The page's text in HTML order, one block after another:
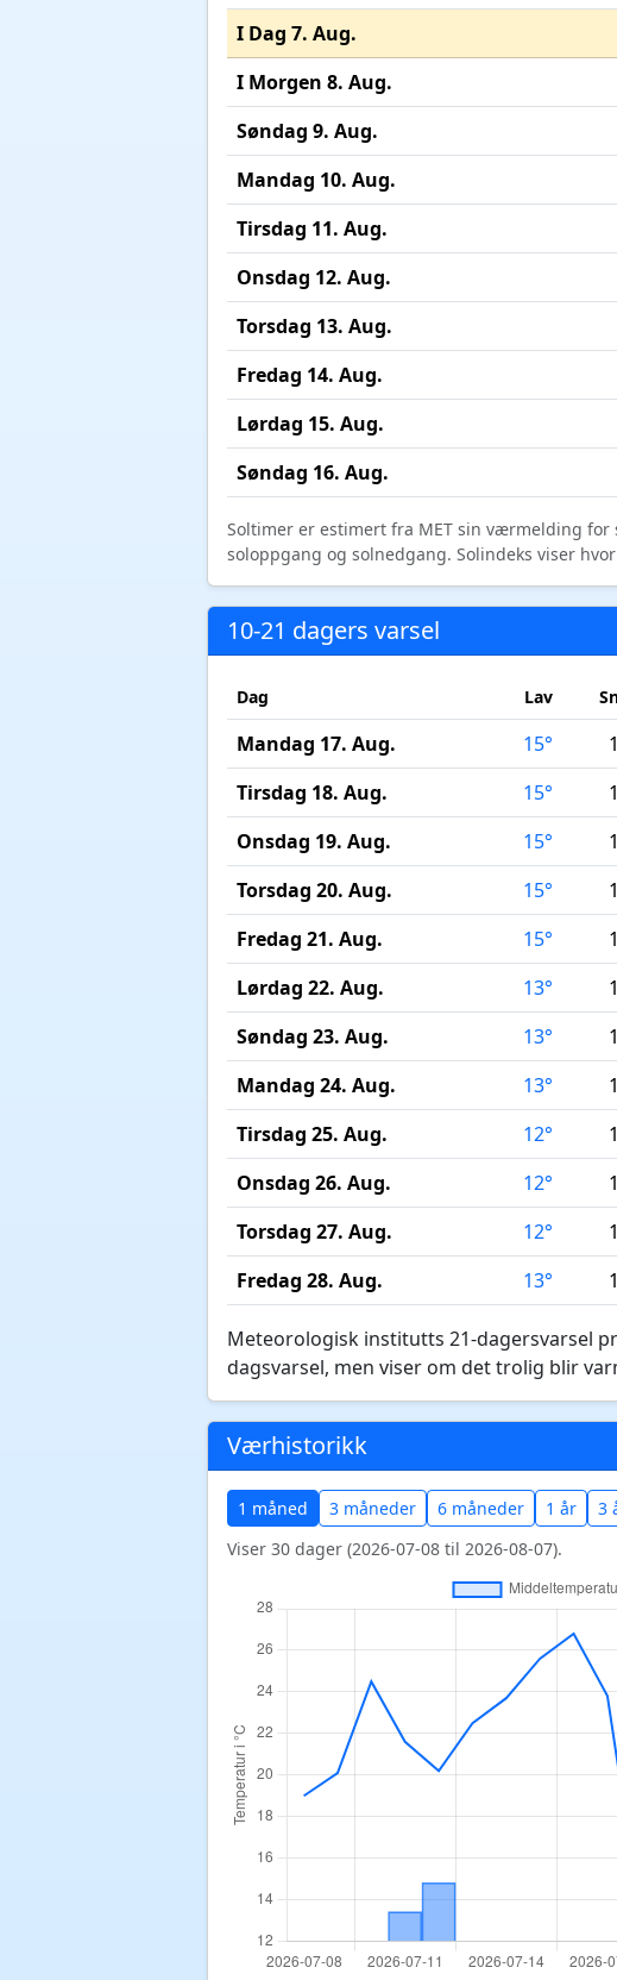
I Dag 7. Aug.
I Morgen 8. Aug.
Søndag 9. Aug.
Mandag 10. Aug.
Tirsdag 11. Aug.
Onsdag 12. Aug.
Torsdag 13. Aug.
Fredag 14. Aug.
Lørdag 15. Aug.
Søndag 16. Aug.
Soltimer er estimert fra MET sin værmelding
soloppgang og solnedgang. Solindeks viser
10-21 dagers varsel
Dag Lav
Mandag 17. Aug. 15°
Tirsdag 18. Aug.
15°
Onsdag 19. Aug.
15°
Torsdag 20. Aug.
15°
Fredag 21. Aug.
15°
Lørdag 22. Aug.
13°
Søndag 23. Aug.
13°
Mandag 24. Aug.
13°
Tirsdag 25. Aug.
12°
Onsdag 26. Aug.
12°
Torsdag 27. Aug.
12°
Fredag 28. Aug.
13°
Meteorologisk institutts 21-dagersvarsel
dagsvarsel, men viser om det trolig blir
Værhistorikk
1 måned 3 måneder 6 måneder 1 år 3
Viser 30 dager (2026-07-08 til 2026-08-07).